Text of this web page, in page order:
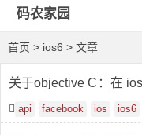
码农家园
首页 > ios6 > 文章
关于objective C：在
上传到 facebook
api facebook ios ios6